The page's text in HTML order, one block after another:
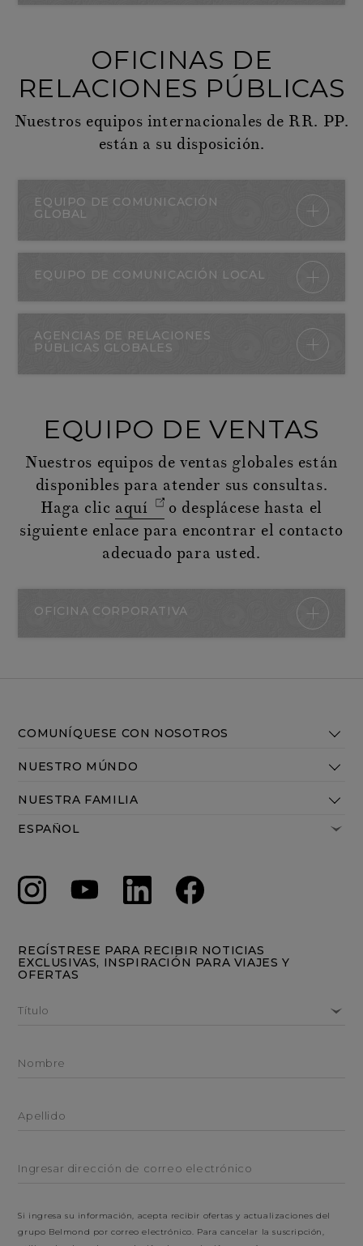
OFICINAS DE
RELACIONES PÚBLICAS
Nuestros equipos internacionales de RR. PP.
están a su disposición.
EQUIPO DE COMUNICACIÓN
GLOBAL
EQUIPO DE COMUNICACIÓN LOCAL
AGENCIAS DE RELACIONES
PÚBLICAS GLOBALES
EQUIPO DE VENTAS
Nuestros equipos de ventas globales están
disponibles para atender sus consultas.
Haga clic aquí
o desplácese hasta el
siguiente enlace para encontrar el contacto
adecuado para usted.
OFICINA CORPORATIVA
COMUNÍQUESE CON NOSOTROS
NUESTRO MÚNDO
NUESTRA FAMILIA
REGÍSTRESE PARA RECIBIR NOTICIAS
EXCLUSIVAS, INSPIRACIÓN PARA VIAJES Y
OFERTAS
Título
Nombre
Apellido
Ingresar dirección de correo electrónico
Si ingresa su información, acepta recibir ofertas y actualizaciones del
grupo Belmond por correo electrónico. Para cancelar la suscripción,